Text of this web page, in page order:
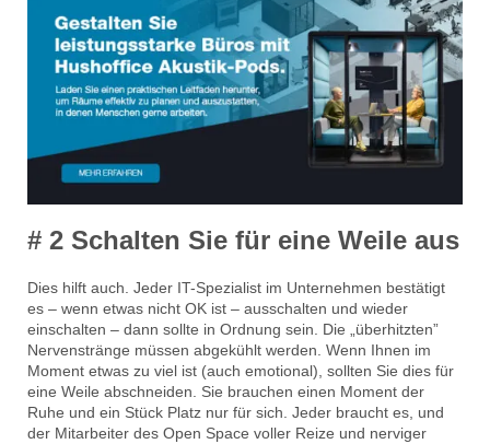
# 2 Schalten Sie für eine Weile aus
Dies hilft auch. Jeder IT-Spezialist im Unternehmen bestätigt
es – wenn etwas nicht OK ist – ausschalten und wieder
einschalten – dann sollte in Ordnung sein. Die „überhitzten”
Nervenstränge müssen abgekühlt werden. Wenn Ihnen im
Moment etwas zu viel ist (auch emotional), sollten Sie dies für
eine Weile abschneiden. Sie brauchen einen Moment der
Ruhe und ein Stück Platz nur für sich. Jeder braucht es, und
der Mitarbeiter des Open Space voller Reize und nerviger